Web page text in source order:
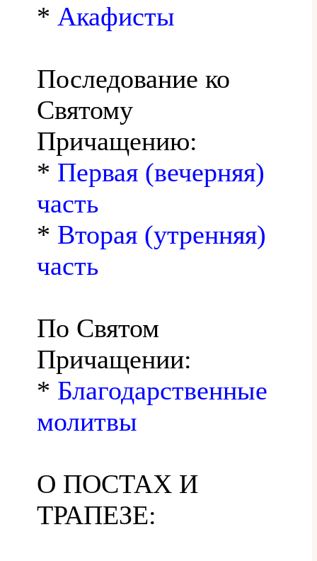
* Акафисты
Последование ко
Святому
Причащению:
* Первая (вечерняя)
часть
* Вторая (утренняя)
часть
По Святом
Причащении:
* Благодарственные
молитвы
О ПОСТАХ И
ТРАПЕЗЕ: